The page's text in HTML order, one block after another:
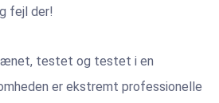
fejl der!
testet og testet i en
er ekstremt professionelle